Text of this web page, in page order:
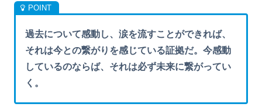
過去について感動し、涙を流すことができれば、
それは今との繋がりを感じている証拠だ。今感動
しているのならば、それは必ず未来に繋がってい
く。